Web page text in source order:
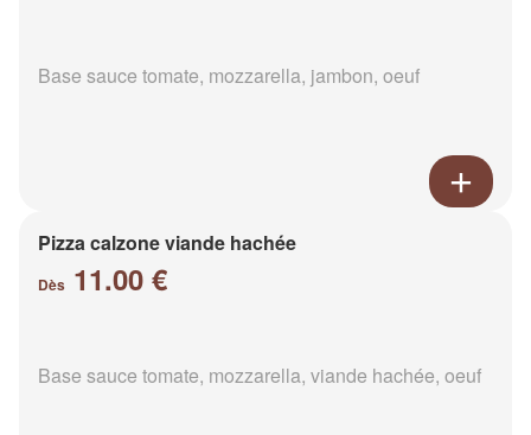
Base sauce tomate, mozzarella, jambon, oeuf
Pizza calzone viande hachée
Dès 11.00 €
Base sauce tomate, mozzarella, viande hachée, oeuf